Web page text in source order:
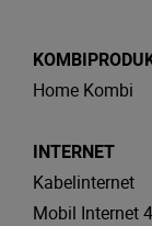
Home Kombi
INTERNET
Kabelinternet
Mobil Internet